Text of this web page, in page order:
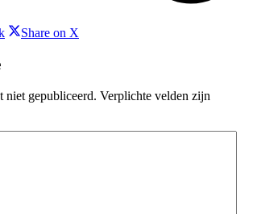
DeelShare on X
niet gepubliceerd. Verplichte velden zijn